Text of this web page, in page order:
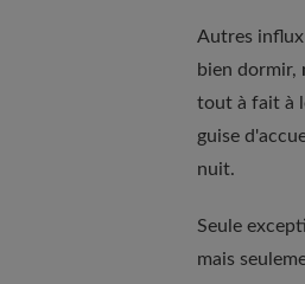
Autres
bien dormir,
tout à fait à
guise
nuit.
Seule
mais